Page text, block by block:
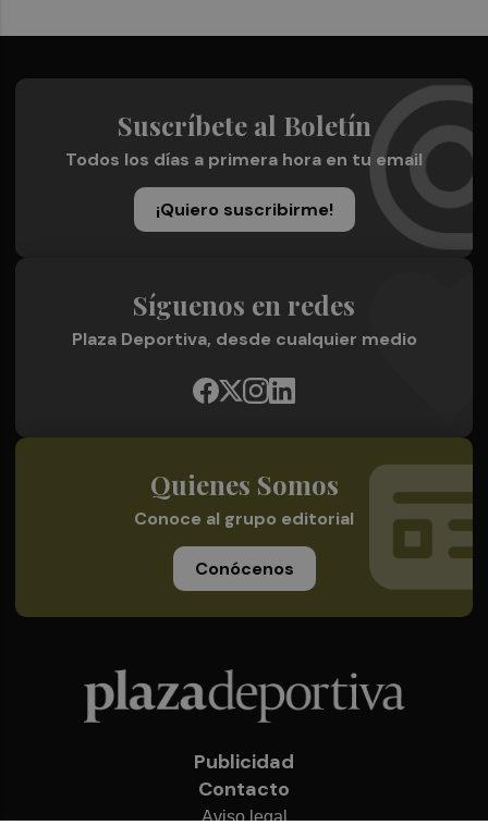
Suscríbete al Boletín
Todos los días a primera hora en tu email
¡Quiero suscribirme!
Síguenos en redes
Plaza Deportiva, desde cualquier medio
Quienes Somos
Conoce al grupo editorial
Conócenos
Publicidad
Contacto
Aviso legal